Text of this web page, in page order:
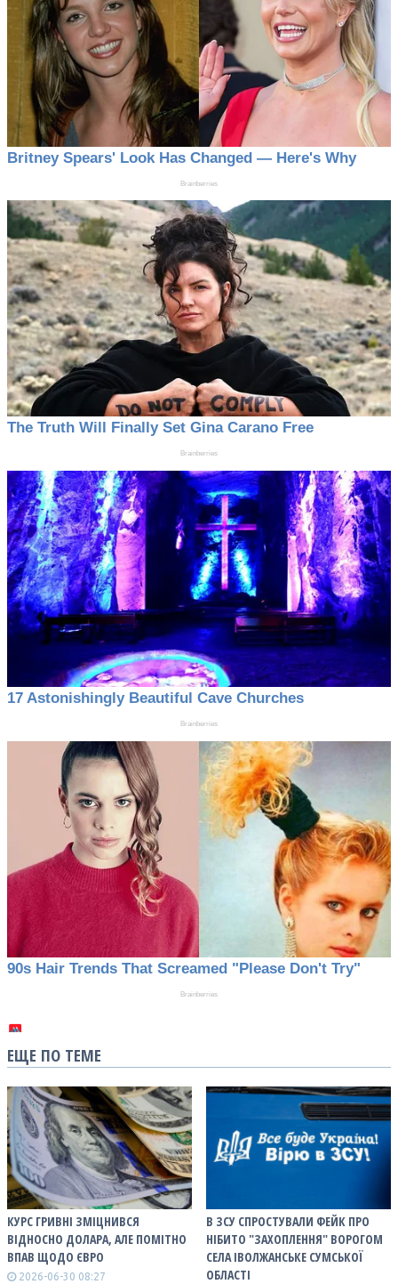
ЕЩЕ ПО ТЕМЕ
КУРС ГРИВНІ ЗМІЦНИВСЯ
ВІДНОСНО ДОЛАРА, АЛЕ ПОМІТНО
ВПАВ ЩОДО ЄВРО
2026-06-30 08:27
В ЗСУ СПРОСТУВАЛИ ФЕЙК ПРО
НІБИТО "ЗАХОПЛЕННЯ" ВОРОГОМ
СЕЛА ІВОЛЖАНСЬКЕ СУМСЬКОЇ
ОБЛАСТІ